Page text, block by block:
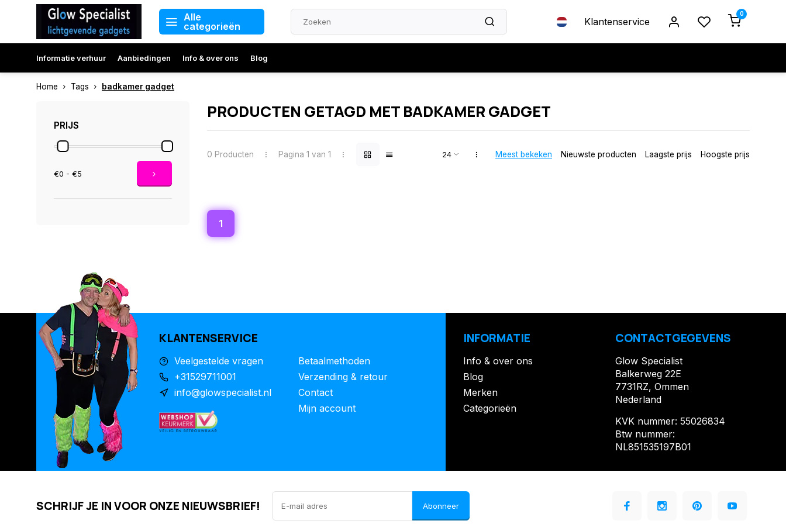
Alle
categorieën
Klantenservice
0
Informatie verhuur Aanbiedingen Info & over ons Blog
Home Tags badkamer gadget
PRIJS
€0 - €5
PRODUCTEN GETAGD MET BADKAMER GADGET
0 Producten Pagina 1 van 1 Meest bekeken Nieuwste producten Laagste prijs Hoogste prijs
1
KLANTENSERVICE
Veelgestelde vragen
+31529711001
info@glowspecialist.nl
Betaalmethoden
Verzending & retour
Contact
Mijn account
INFORMATIE
Info & over ons
Blog
Merken
Categorieën
CONTACTGEGEVENS
Glow Specialist
Balkerweg 22E
7731RZ, Ommen
Nederland
KVK nummer: 55026834
Btw nummer:
NL851535197B01
SCHRIJF JE IN VOOR ONZE NIEUWSBRIEF! Abonneer